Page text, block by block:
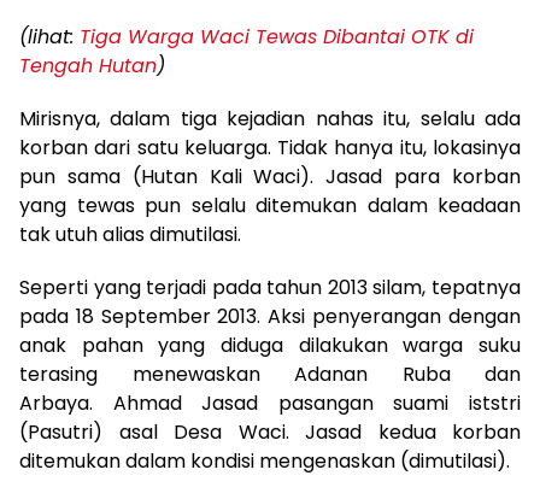
(lihat: Tiga Warga Waci Tewas Dibantai OTK di
Tengah Hutan)
Mirisnya, dalam tiga kejadian nahas itu, selalu ada
korban dari satu keluarga. Tidak hanya itu, lokasinya
pun sama (Hutan Kali Waci). Jasad para korban
yang tewas pun selalu ditemukan dalam keadaan
tak utuh alias dimutilasi.
Seperti yang terjadi pada tahun 2013 silam, tepatnya
pada 18 September 2013. Aksi penyerangan dengan
anak pahan yang diduga dilakukan warga suku
terasing menewaskan Adanan Ruba dan
Arbaya. Ahmad Jasad pasangan suami iststri
(Pasutri) asal Desa Waci. Jasad kedua korban
ditemukan dalam kondisi mengenaskan (dimutilasi).